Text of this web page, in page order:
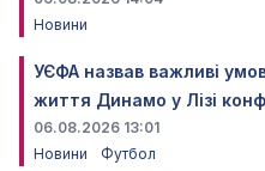
Новини
УЄФА назвав важливі
життя Динамо у Лізі
06.08.2026 13:01
Новини
Футбол